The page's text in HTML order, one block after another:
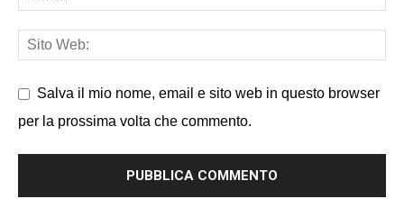
Salva il mio nome, email e sito web in questo browser
per la prossima volta che commento.